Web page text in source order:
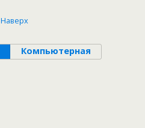
Наверх
Компьютерная